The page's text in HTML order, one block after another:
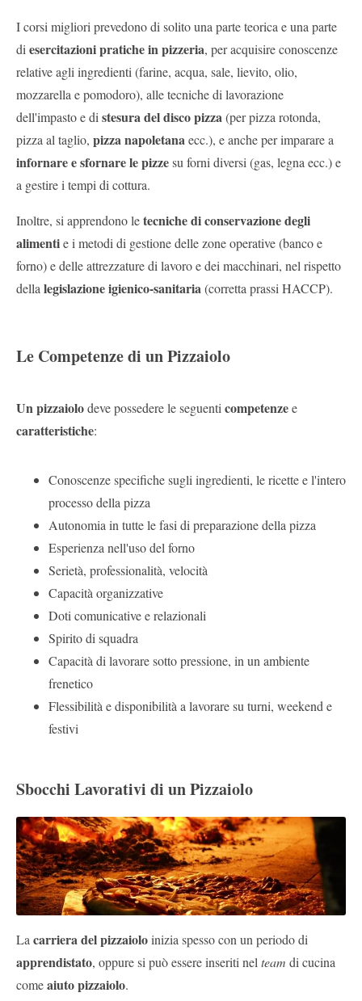
I corsi migliori prevedono di solito una parte teorica e una parte
di esercitazioni pratiche in pizzeria, per acquisire conoscenze
relative agli ingredienti (farine, acqua, sale, lievito, olio,
mozzarella e pomodoro), alle tecniche di lavorazione
dell'impasto e di stesura del disco pizza (per pizza rotonda,
pizza al taglio, pizza napoletana ecc.), e anche per imparare a
infornare e sfornare le pizzesu forni diversi (gas, legna ecc.) e
a gestire i tempi di cottura.
Inoltre, si apprendono letecniche di conservazione degli
alimentie i metodi di gestione delle zone operative (banco e
forno) e delle attrezzature di lavoro e dei macchinari, nel rispetto
della legislazione igienico-sanitaria (corretta prassi HACCP).
Le Competenze di un Pizzaiolo
Un pizzaiolodeve possedere le seguenti competenzee
caratteristiche:
Conoscenze specifiche sugli ingredienti, le ricette e l'intero
processo della pizza
Autonomia in tutte le fasi di preparazione della pizza
Esperienza nell'uso del forno
Serietà, professionalità, velocità
Capacità organizzative
Doti comunicative e relazionali
Spirito di squadra
Capacità di lavorare sotto pressione, in un ambiente
frenetico
Flessibilità e disponibilità a lavorare su turni, weekend e
festivi
Sbocchi Lavorativi di un Pizzaiolo
La carriera del pizzaioloinizia spesso con un periodo di
apprendistato, oppure si può essere inseriti nel team di cucina
comeaiuto pizzaiolo.